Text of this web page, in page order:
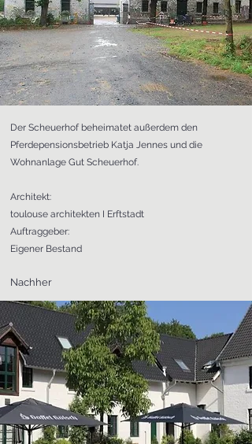
Der Scheuerhof beheimatet außerdem den
Pferdepensionsbetrieb Katja Jennes und die
Wohnanlage Gut Scheuerhof.
Architekt:
toulouse architekten I Erftstadt
Auftraggeber:
Eigener Bestand
Nachher